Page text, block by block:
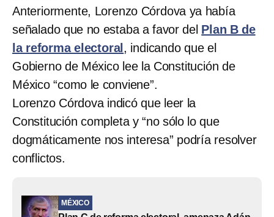
Anteriormente, Lorenzo Córdova ya había
señalado que no estaba a favor del Plan B de
la reforma electoral , indicando que el
Gobierno de México lee la Constitución de
México “como le conviene”.
Lorenzo Córdova indicó que leer la
Constitución completa y “no sólo lo que
dogmáticamente nos interesa” podría resolver
conflictos.
MÉXICO